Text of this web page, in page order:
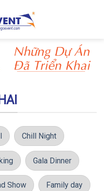
Chill Night
Gala Dinner
Show Family day